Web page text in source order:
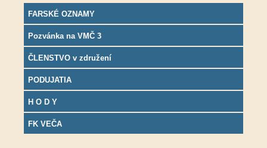
FARSKÉ OZNAMY
Pozvánka na VMČ 3
ČLENSTVO v združení
PODUJATIA
H O D Y
FK VEČA